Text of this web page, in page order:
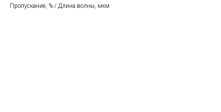
Пропускание, % / Длина волны, мкм